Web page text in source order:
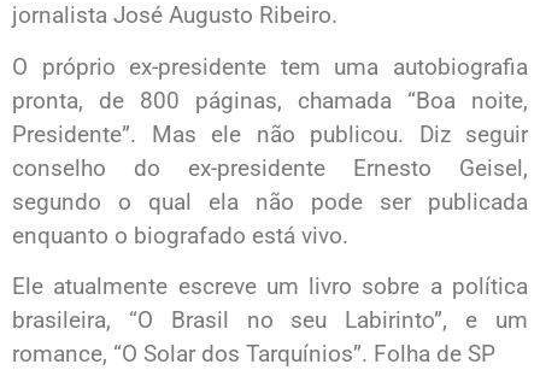
jornalista José Augusto Ribeiro.
O próprio ex-presidente tem uma autobiografia
pronta, de 800 páginas, chamada “Boa noite,
Presidente”. Mas ele não publicou. Diz seguir
conselho do ex-presidente Ernesto Geisel,
segundo o qual ela não pode ser publicada
enquanto o biografado está vivo.
Ele atualmente escreve um livro sobre a política
brasileira, “O Brasil no seu Labirinto”, e um
romance, “O Solar dos Tarquínios”. Folha de SP